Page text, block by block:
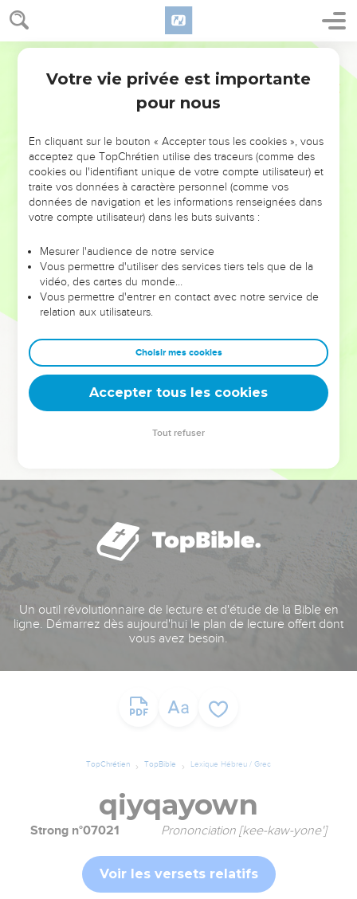
NE MANQUEZ PAS L’ÉVÉNEMENT
DE L’ANNÉE !
ET SI LEURS ERREURS POUVAIENT VOUS ÉVITER LES
VOTRES ?
leur foi ou leur vision. Mais on voit moins les doutes, les erreurs
et les saisons difficiles qu'ils ont traversés, alors même que ce
sont elles qui les ont façonnés.
Dans cette conférence, leaders, entrepreneurs, et responsables
clés pour avancer avec plus de sagesse afin que leurs erreurs
deviennent vos tremplins. Que vous guidiez un ministère, une
équipe, un groupe ou une famille, leur expérience est faite
Un outil révolutionnaire de lecture et d'étude de la Bible en
ligne. Démarrez dès aujourd'hui le plan de lecture offert dont
vous avez besoin.
TopChrétien TopBible Lexique Hébreu / Grec
qiyqayown
Strong n°07021 Prononciation [kee-kaw-yone']
Voir les versets relatifs
Votre vie privée est importante
pour nous
En cliquant sur le bouton « Accepter tous les cookies », vous
acceptez que TopChrétien utilise des traceurs (comme des
cookies ou l'identifiant unique de votre compte utilisateur) et
traite vos données à caractère personnel (comme vos
données de navigation et les informations renseignées dans
votre compte utilisateur) dans les buts suivants :
Mesurer l'audience de notre service
Vous permettre d'utiliser des services tiers tels que de la
vidéo, des cartes du monde…
Vous permettre d'entrer en contact avec notre service de
relation aux utilisateurs.
Choisir mes cookies
Accepter tous les cookies
Tout refuser